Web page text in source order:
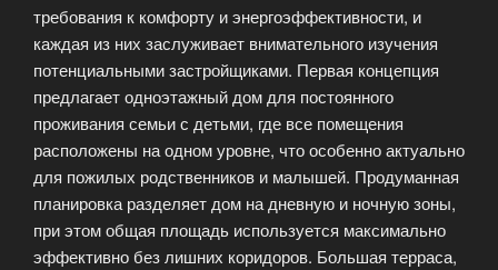
требования к комфорту и энергоэффективности, и
каждая из них заслуживает внимательного изучения
потенциальными застройщиками. Первая концепция
предлагает одноэтажный дом для постоянного
проживания семьи с детьми, где все помещения
расположены на одном уровне, что особенно актуально
для пожилых родственников и малышей. Продуманная
планировка разделяет дом на дневную и ночную зоны,
при этом общая площадь используется максимально
эффективно без лишних коридоров. Большая терраса,